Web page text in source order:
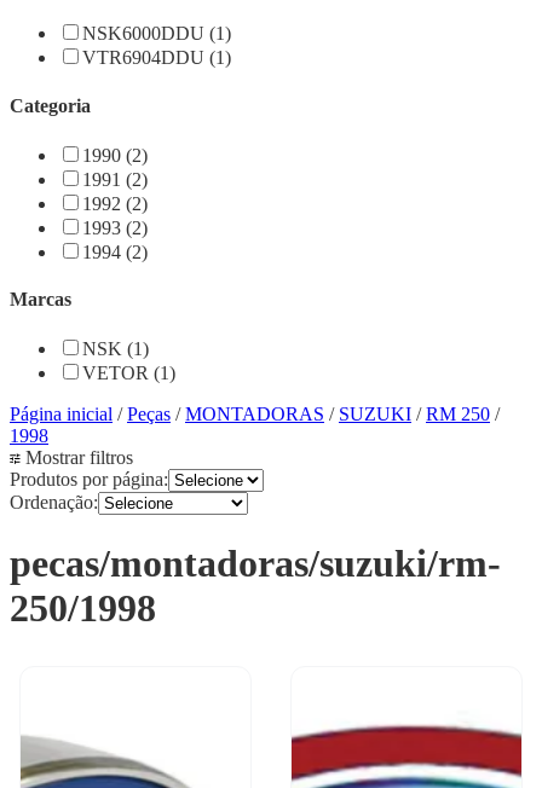
NSK6000DDU (1)
VTR6904DDU (1)
Categoria
1990 (2)
1991 (2)
1992 (2)
1993 (2)
1994 (2)
Marcas
NSK (1)
VETOR (1)
Página inicial /Peças /MONTADORAS / SUZUKI /RM 250 /
1998
Mostrar filtros
Produtos por página:
Ordenação:
pecas/montadoras/suzuki/rm-
250/1998